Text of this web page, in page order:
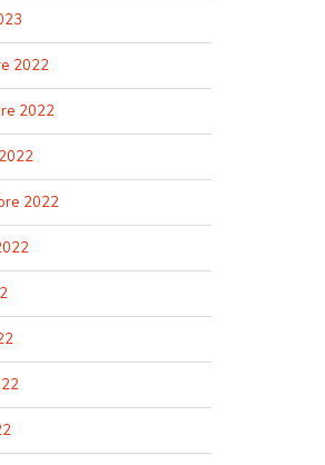
2022
2022
2022